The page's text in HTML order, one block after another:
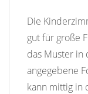
Die
gut für große
das Muster in
angegebene
kann mittig in